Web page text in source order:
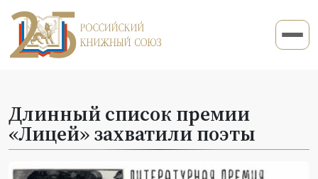
Длинный список премии
«Лицей» захватили поэты